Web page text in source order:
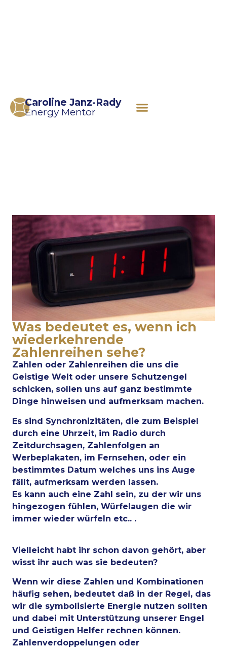
Caroline Janz-Rady
Energy Mentor
Zahlen oder Zahlenreihen die uns die
Geistige Welt oder unsere Schutzengel
schicken, sollen uns auf ganz bestimmte
Dinge hinweisen und aufmerksam machen.
Es sind Synchronizitäten, die zum Beispiel
durch eine Uhrzeit, im Radio durch
Zeitdurchsagen, Zahlenfolgen an
Werbeplakaten, im Fernsehen, oder ein
bestimmtes Datum welches uns ins Auge
fällt, aufmerksam werden lassen.
Es kann auch eine Zahl sein, zu der wir uns
hingezogen fühlen, Würfelaugen die wir
immer wieder würfeln etc.. .
Vielleicht habt ihr schon davon gehört, aber
wisst ihr auch was sie bedeuten?
Wenn wir diese Zahlen und Kombinationen
häufig sehen, bedeutet daß in der Regel, das
wir die symbolisierte Energie nutzen sollten
und dabei mit Unterstützung unserer Engel
und Geistigen Helfer rechnen können.
Zahlenverdoppelungen oder
Was bedeutet es, wenn ich
wiederkehrende
Zahlenreihen sehe?